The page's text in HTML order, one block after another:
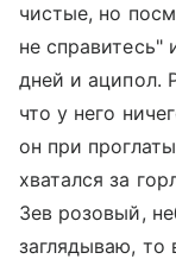
чистые, но
не справитесь"
дней и аципол.
что у него
он при
хватался за
Зев розовый,
заглядываю,